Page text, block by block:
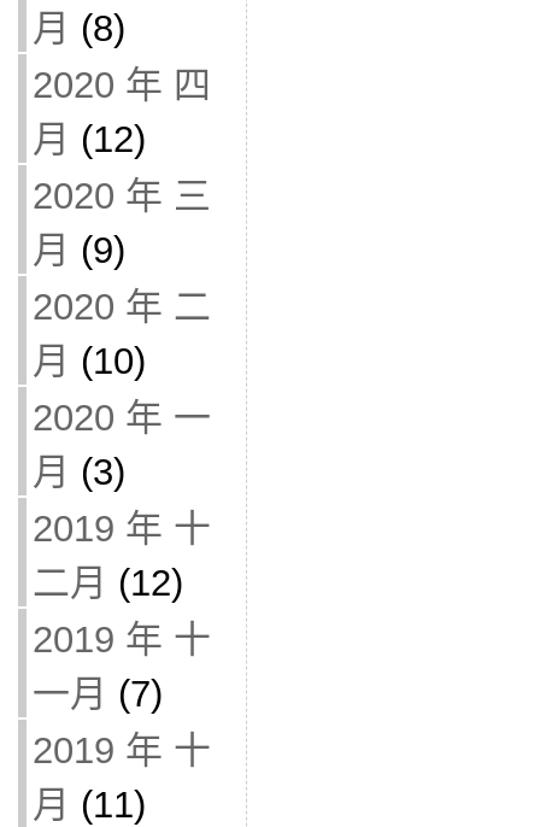
月 (8)
2020 年 四
月 (12)
2020 年 三
月 (9)
2020 年 二
月 (10)
2020 年 一
月 (3)
2019 年 十
二月 (12)
2019 年 十
一月 (7)
2019 年 十
月 (11)